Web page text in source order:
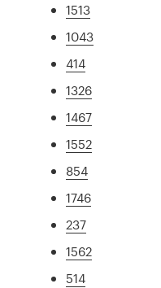
1513
1043
414
1326
1467
1552
854
1746
237
1562
514